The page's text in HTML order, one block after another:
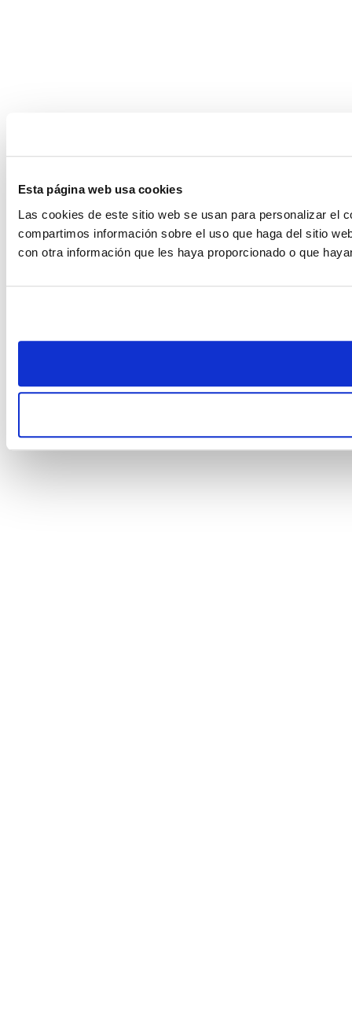
Esta página web usa cookies
Las cookies de este sitio web se usan para personalizar el
compartimos información sobre el uso que haga del sitio
con otra información que les haya proporcionado o que